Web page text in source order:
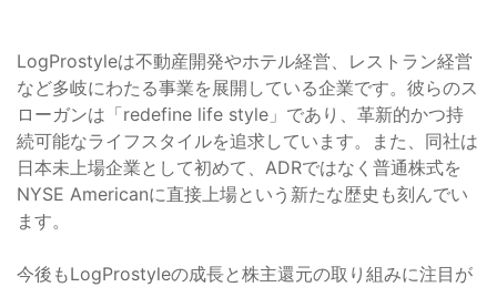
LogProstyleは不動産開発やホテル経営、レストラン経営
など多岐にわたる事業を展開している企業です。彼らのス
ローガンは「redefine life style」であり、革新的かつ持
続可能なライフスタイルを追求しています。また、同社は
日本未上場企業として初めて、ADRではなく普通株式を
NYSE Americanに直接上場という新たな歴史も刻んでい
ます。
今後もLogProstyleの成長と株主還元の取り組みに注目が